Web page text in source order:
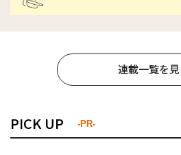
連載一覧を見
PICK UP -PR-